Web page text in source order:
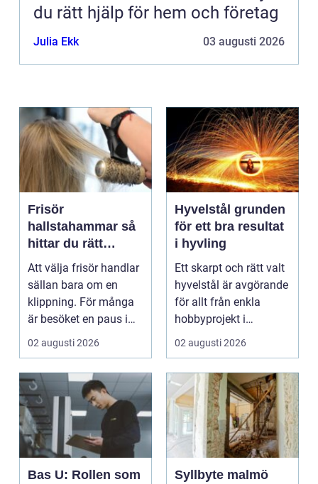
du rätt hjälp för hem och företag
Julia Ekk 03 augusti 2026
Frisör
hallstahammar så
hittar du rätt
salong för stil,
kvalitet och känsla
Att välja frisör handlar
sällan bara om en
klippning. För många
är besöket en paus i
vardagen, ett s...
02 augusti 2026
Hyvelstål grunden
för ett bra resultat
i hyvling
Ett skarpt och rätt valt
hyvelstål är avgörande
för allt från enkla
hobbyprojekt i
verkstaden till k...
02 augusti 2026
Bas U: Rollen som
Syllbyte malmö